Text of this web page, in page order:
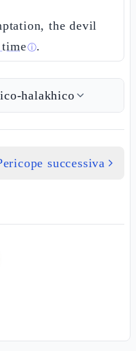
the devil
ⓘ.
halakhico
successiva